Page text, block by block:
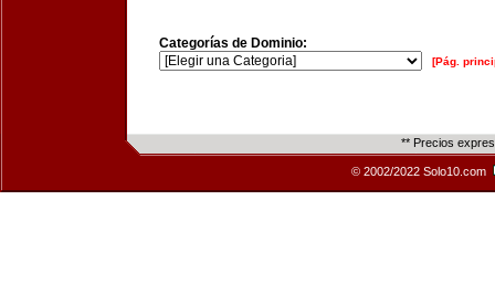
Categorías de Dominio:
[Pág.
** Precios
© 2002/2022 Solo10.com